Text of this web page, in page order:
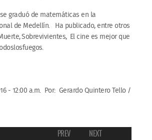
graduó de matemáticas en la
de Medellín. Ha publicado, entre otros
Sobrevivientes,  El cine es mejor que
- 12:00 a.m. Por: Gerardo Quintero Tello /
PREV
NEXT